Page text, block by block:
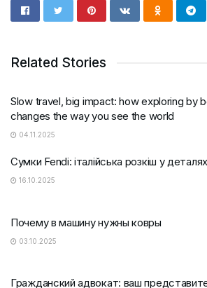
Related Stories
Slow travel, big impact: how exploring by
changes the way you see the world
04.11.2025
Сумки Fendi: італійська розкіш у деталях
16.10.2025
Почему в машину нужны ковры
03.10.2025
Гражданский адвокат: ваш